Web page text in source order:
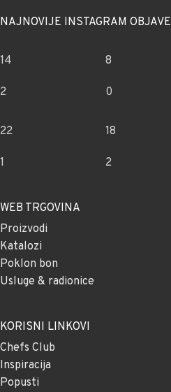
NAJNOVIJE INSTAGRAM OBJAVE
14
2
8
0
22
1
18
2
WEB TRGOVINA
Proizvodi
Katalozi
Poklon bon
Usluge & radionice
KORISNI LINKOVI
Chefs Club
Inspiracija
Popusti